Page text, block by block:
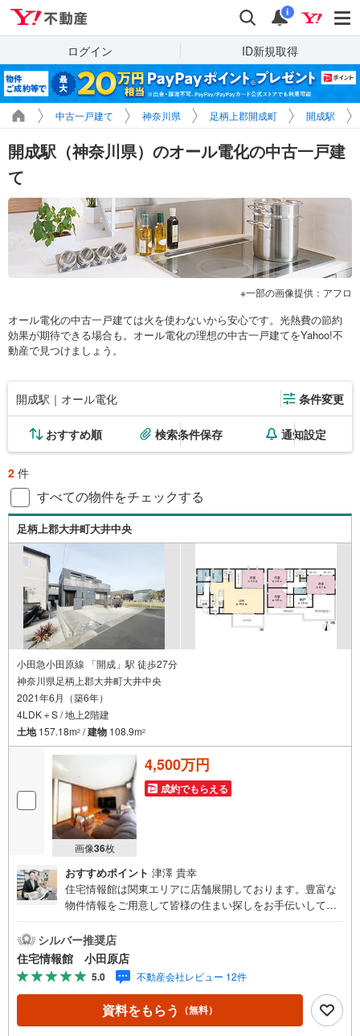
検索 通知
i
ログイン ID新規取得
中古一戸建て 神奈川県 足柄上郡開成町 開成駅
開成駅（神奈川県）のオール電化の中古一戸建
て
一部の画像提供：アフロ
オール電化の中古一戸建ては火を使わないから安心です。光熱費の節約
効果が期待できる場合も。オール電化の理想の中古一戸建てをYahoo!不
動産で見つけましょう。
開成駅｜オール電化 条件変更
おすすめ順 検索条件保存 通知設定
2 件
すべての物件をチェックする
足柄上郡大井町大井中央
小田急小田原線 「開成」駅 徒歩27分
神奈川県足柄上郡大井町大井中央
2021年6月（築6年）
4LDK＋S / 地上2階建
土地157.18m2 /建物 108.9m2
画像36枚
4,500万円
成約でもらえる
おすすめポイント 津澤 貴幸
住宅情報館は関東エリアに店舗展開しております。豊富な
物件情報をご用意して皆様の住まい探しをお手伝いしてお
さい。住宅ローン相談会も同時開催中無理のない住宅ロー
ンの試算やご購入の際にかかる諸費用の概算も行っており
ます。しっかりとした資金計画のアドバイスをさせて頂き
ますので、お気軽にご相談ください。
シルバー推奨店
住宅情報館 小田原店
5.0 不動産会社レビュー 12件
資料をもらう （無料）